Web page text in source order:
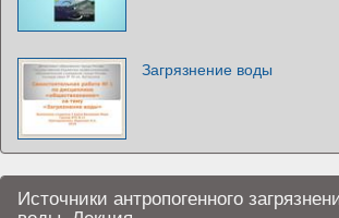
Загрязнение воды
Источники антропогенного